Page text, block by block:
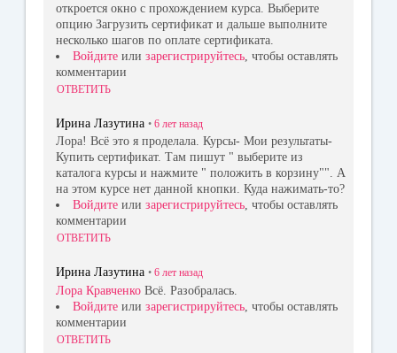
откроется окно с прохождением курса. Выберите
опцию Загрузить сертификат и дальше выполните
несколько шагов по оплате сертификата.
Войдите или зарегистрируйтесь , чтобы оставлять
комментарии
ОТВЕТИТЬ
Ирина Лазутина • 6 лет назад
Лора! Всё это я проделала. Курсы- Мои результаты-
Купить сертификат. Там пишут " выберите из
каталога курсы и нажмите " положить в корзину"". А
на этом курсе нет данной кнопки. Куда нажимать-то?
Войдите или зарегистрируйтесь, чтобы оставлять
комментарии
ОТВЕТИТЬ
Ирина Лазутина • 6 лет назад
Лора Кравченко Всё. Разобралась.
Войдите или зарегистрируйтесь , чтобы оставлять
комментарии
ОТВЕТИТЬ